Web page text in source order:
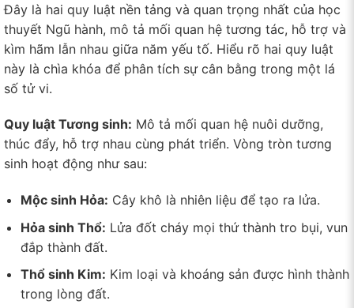
Đây là hai quy luật nền tảng và quan trọng nhất của học
thuyết Ngũ hành, mô tả mối quan hệ tương tác, hỗ trợ và
kìm hãm lẫn nhau giữa năm yếu tố. Hiểu rõ hai quy luật
này là chìa khóa để phân tích sự cân bằng trong một lá
số tử vi.
Quy luật Tương sinh: Mô tả mối quan hệ nuôi dưỡng,
thúc đẩy, hỗ trợ nhau cùng phát triển. Vòng tròn tương
sinh hoạt động như sau:
Mộc sinh Hỏa: Cây khô là nhiên liệu để tạo ra lửa.
Hỏa sinh Thổ: Lửa đốt cháy mọi thứ thành tro bụi, vun
đắp thành đất.
Thổ sinh Kim: Kim loại và khoáng sản được hình thành
trong lòng đất.